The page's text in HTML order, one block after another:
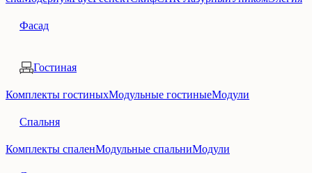
Фасад
Гостиная
Комплекты гостиныхМодульные гостиныеМодули
Спальня
Комплекты спаленМодульные спальниМодули